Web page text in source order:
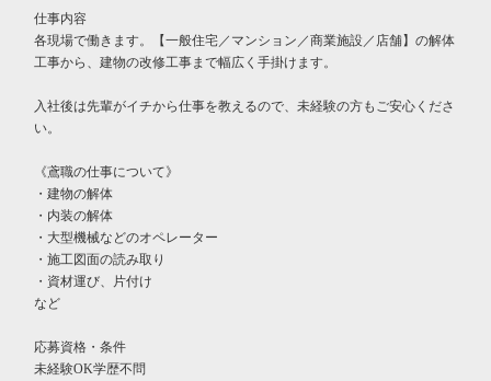
仕事内容
各現場で働きます。【一般住宅／マンション／商業施設／店舗】の解体
工事から、建物の改修工事まで幅広く手掛けます。
入社後は先輩がイチから仕事を教えるので、未経験の方もご安心くださ
い。
《鳶職の仕事について》
・建物の解体
・内装の解体
・大型機械などのオペレーター
・施工図面の読み取り
・資材運び、片付け
など
応募資格・条件
未経験OK学歴不問